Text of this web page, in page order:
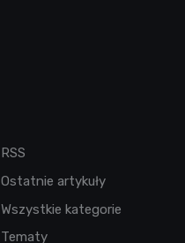
RSS
Ostatnie artykuły
Wszystkie kategorie
Tematy